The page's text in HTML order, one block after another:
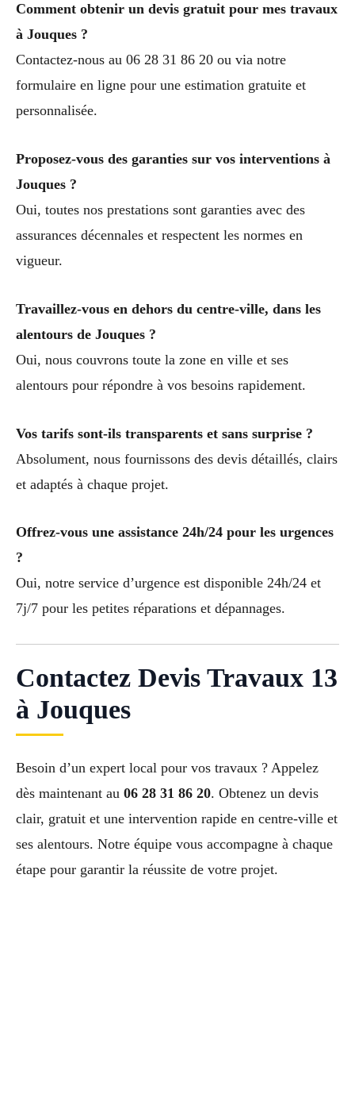
Comment obtenir un devis gratuit pour mes travaux
à Jouques ?
Contactez-nous au 06 28 31 86 20 ou via notre
formulaire en ligne pour une estimation gratuite et
personnalisée.
Proposez-vous des garanties sur vos interventions à
Jouques ?
Oui, toutes nos prestations sont garanties avec des
assurances décennales et respectent les normes en
vigueur.
Travaillez-vous en dehors du centre-ville, dans les
alentours de Jouques ?
Oui, nous couvrons toute la zone en ville et ses
alentours pour répondre à vos besoins rapidement.
Vos tarifs sont-ils transparents et sans surprise ?
Absolument, nous fournissons des devis détaillés, clairs
et adaptés à chaque projet.
Offrez-vous une assistance 24h/24 pour les urgences
?
Oui, notre service d’urgence est disponible 24h/24 et
7j/7 pour les petites réparations et dépannages.
Contactez Devis Travaux 13
à Jouques
Besoin d’un expert local pour vos travaux ? Appelez
dès maintenant au 06 28 31 86 20. Obtenez un devis
clair, gratuit et une intervention rapide en centre-ville et
ses alentours. Notre équipe vous accompagne à chaque
étape pour garantir la réussite de votre projet.